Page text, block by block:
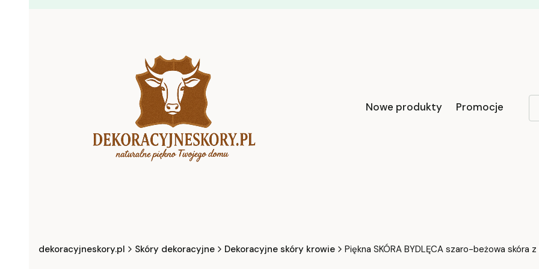
Nowe produkty Promocje
dekoracyjneskory.pl Skóry dekoracyjne Dekoracyjne skóry krowie Piękna SKÓRA BYDLĘCA szaro-beżowa skóra z